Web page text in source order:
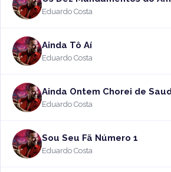
Eduardo Costa
Ainda Tô Aí
Eduardo Costa
Ainda Ontem Chorei de
Eduardo Costa
Sou Seu Fã Número 1
Eduardo Costa